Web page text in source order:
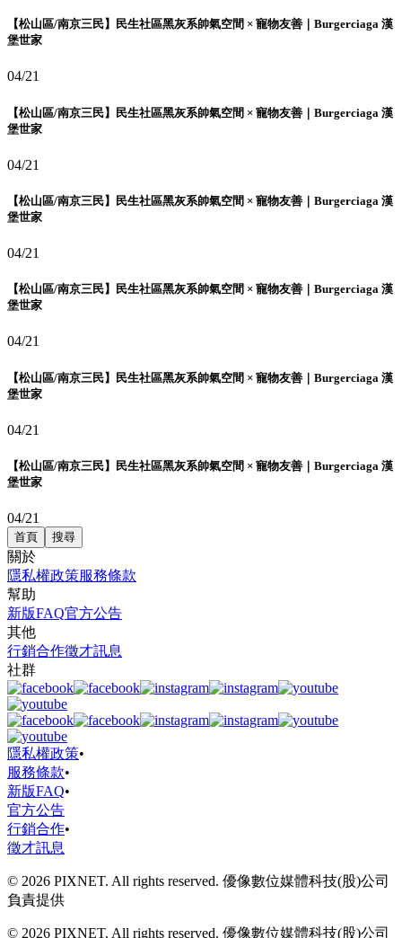
【松山區/南京三民】民生社區黑灰系帥氣空間 × 寵物友善｜Burgerciaga 漢
堡世家
04/21
【松山區/南京三民】民生社區黑灰系帥氣空間 × 寵物友善｜Burgerciaga 漢
堡世家
04/21
【松山區/南京三民】民生社區黑灰系帥氣空間 × 寵物友善｜Burgerciaga 漢
堡世家
04/21
【松山區/南京三民】民生社區黑灰系帥氣空間 × 寵物友善｜Burgerciaga 漢
堡世家
04/21
【松山區/南京三民】民生社區黑灰系帥氣空間 × 寵物友善｜Burgerciaga 漢
堡世家
04/21
【松山區/南京三民】民生社區黑灰系帥氣空間 × 寵物友善｜Burgerciaga 漢
堡世家
04/21
首頁 搜尋
關於
隱私權政策服務條款
幫助
新版FAQ官方公告
其他
行銷合作徵才訊息
社群
隱私權政策•
服務條款•
新版FAQ•
官方公告
行銷合作•
徵才訊息
© 2026 PIXNET. All rights reserved. 優像數位媒體科技(股)公司
負責提供
© 2026 PIXNET. All rights reserved. 優像數位媒體科技(股)公司